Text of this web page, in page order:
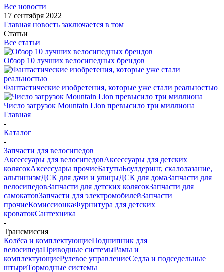
Все новости
17 сентября 2022
Главная новость заключается в том
Статьи
Все статьи
Обзор 10 лучших велосипедных брендов
Фантастические изобретения, которые уже стали реальностью
Число загрузок Mountain Lion превысило три миллиона
Главная
-
Каталог
-
Запчасти для велосипедов
Аксессуары для велосипедовАксессуары для детских
колясокАксессуары прочиеБатутыБоулдеринг, скалолазание,
альпинизмДСК для дачи и улицыДСК для домаЗапчасти для
велосипедовЗапчасти для детских колясокЗапчасти для
самокатовЗапчасти для электромобилейЗапчасти
прочиеКомиссионкаФурнитура для детских
кроватокСантехника
-
Трансмиссия
Колёса и комплектующиеПодшипник для
велосипедаПриводные системыРамы и
комплектующиеРулевое управлениеСедла и подседельные
штыриТормодные системы